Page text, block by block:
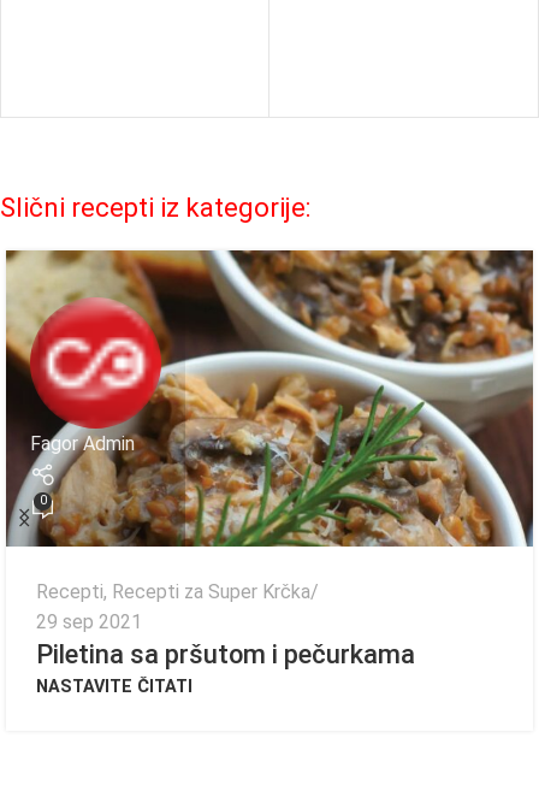
Slični recepti iz kategorije:
Fagor Admin
0
Recepti, Recepti za Super Krčka
29 sep 2021
Piletina sa pršutom i pečurkama
NASTAVITE ČITATI